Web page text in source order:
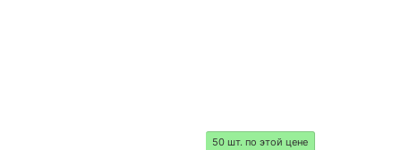
50 шт. по этой цене